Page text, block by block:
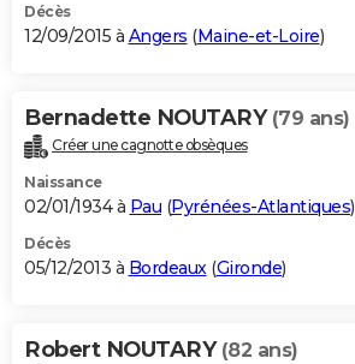
Décès
12/09/2015 à Angers (Maine-et-Loire)
Bernadette NOUTARY (79 ans)
Créer une cagnotte obsèques
Naissance
02/01/1934 à Pau (Pyrénées-Atlantiques)
Décès
05/12/2013 à Bordeaux(Gironde)
Robert NOUTARY (82 ans)